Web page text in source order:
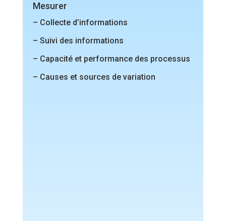
Mesurer
– Collecte d’informations
– Suivi des informations
– Capacité et performance des processus
– Causes et sources de variation